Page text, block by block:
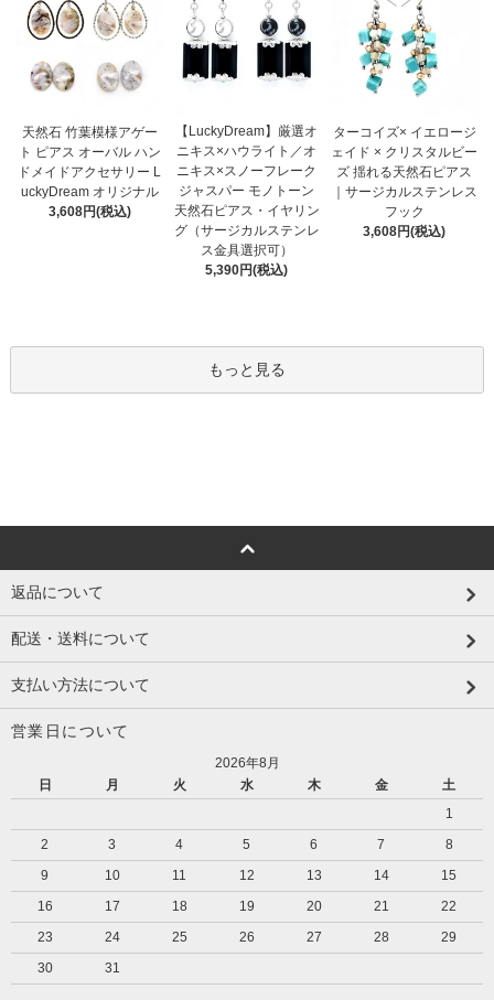
天然石 竹葉模様アゲー
ト ピアス オーバル ハン
ドメイドアクセサリー L
uckyDream オリジナル
3,608円(税込)
【LuckyDream】厳選オ
ニキス×ハウライト／オ
ニキス×スノーフレーク
ジャスパー モノトーン
天然石ピアス・イヤリン
グ（サージカルステンレ
ス金具選択可）
5,390円(税込)
ターコイズ× イエロージ
ェイド × クリスタルビー
ズ 揺れる天然石ピアス
｜サージカルステンレス
フック
3,608円(税込)
もっと見る
返品について
配送・送料について
支払い方法について
営業日について
2026年8月
日
月 火 水 木 金
土
1
2
3 4 5 6 7
8
9
10 11 12 13 14
15
16
17 18 19 20 21
22
23
24 25 26 27 28
29
30
31